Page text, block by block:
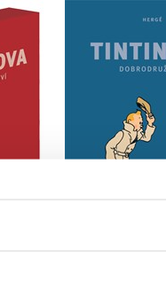
-
1-12
Kč
kompletní